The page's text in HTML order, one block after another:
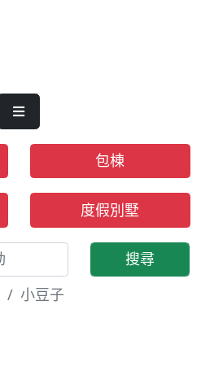
包棟
度假別墅
搜尋
小豆子